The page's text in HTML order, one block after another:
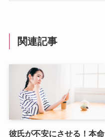
関連記事
彼氏が不安にさせる！本命